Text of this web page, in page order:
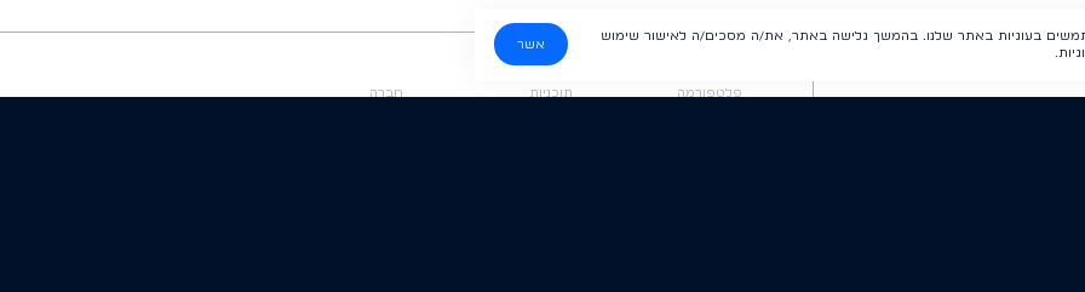
פלטפורמה תוכניות חברה
בעוגיות באתר שלנו. בהמשך גלישה באתר, את/ה מסכים/ה לאישור שימוש
אשר